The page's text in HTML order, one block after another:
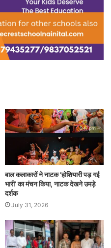
बाल कलाकारों ने नाटक ‘होशियारी पड़ गई
भारी’ का मंचन किया, नाटक देखने उमड़े
दर्शक
July 31, 2026